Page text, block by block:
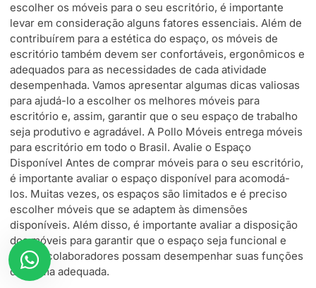
escolher os móveis para o seu escritório, é importante
levar em consideração alguns fatores essenciais. Além de
contribuírem para a estética do espaço, os móveis de
escritório também devem ser confortáveis, ergonômicos e
adequados para as necessidades de cada atividade
desempenhada. Vamos apresentar algumas dicas valiosas
para ajudá-lo a escolher os melhores móveis para
escritório e, assim, garantir que o seu espaço de trabalho
seja produtivo e agradável. A Pollo Móveis entrega móveis
para escritório em todo o Brasil. Avalie o Espaço
Disponível Antes de comprar móveis para o seu escritório,
é importante avaliar o espaço disponível para acomodá-
los. Muitas vezes, os espaços são limitados e é preciso
escolher móveis que se adaptem às dimensões
disponíveis. Além disso, é importante avaliar a disposição
dos móveis para garantir que o espaço seja funcional e
que os colaboradores possam desempenhar suas funções
de forma adequada.